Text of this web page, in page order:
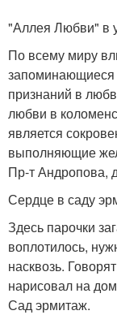
"Аллея Любви" в
По всему миру
запоминающиеся
признаний в
любви в
является
выполняющие
Пр-т Андропова,
Сердце в саду
Здесь парочки
воплотилось,
насквозь.
нарисовал на
Сад эрмитаж.